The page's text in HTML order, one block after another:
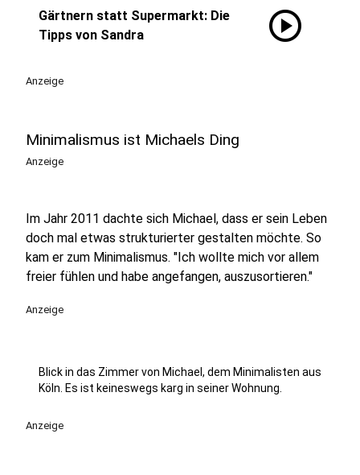
Gärtnern statt Supermarkt: Die
Tipps von Sandra
play_circle
Anzeige
Minimalismus ist Michaels Ding
Anzeige
Im Jahr 2011 dachte sich Michael, dass er sein Leben
doch mal etwas strukturierter gestalten möchte. So
kam er zum Minimalismus. "Ich wollte mich vor allem
freier fühlen und habe angefangen, auszusortieren."
Anzeige
Blick in das Zimmer von Michael, dem Minimalisten aus
Köln. Es ist keineswegs karg in seiner Wohnung.
Anzeige